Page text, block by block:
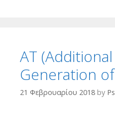
AT
Generation
21 Φεβρουαρίου 2018 by